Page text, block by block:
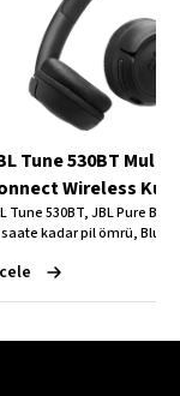
Tune 530BT Multi
Wireless
Tune 530BT, JBL Pure
saate kadar pil ömrü,
boyu kesintisiz ve güçlü